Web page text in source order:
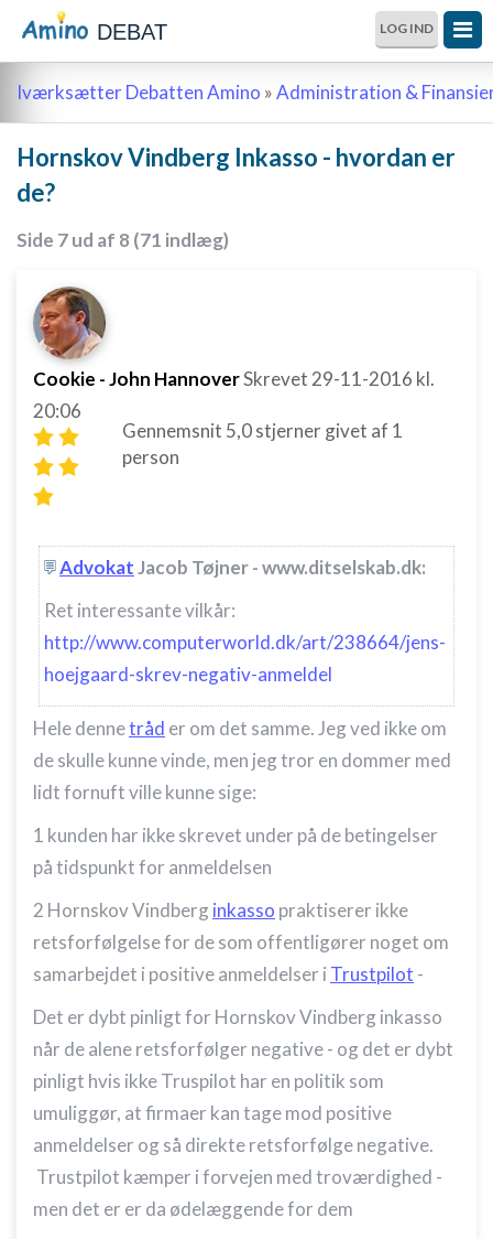
DEBAT LOG IND
Iværksætter Debatten Amino »Administration &
Hornskov Vindberg Inkasso - hvordan er
de?
Side 7 ud af 8 (71 indlæg)
Cookie - John HannoverSkrevet 29-11-2016 kl.
20:06
Gennemsnit 5,0stjerner givet af 1
person
AdvokatJacob Tøjner - www.ditselskab.dk:
Ret interessante vilkår:
http://www.computerworld.dk/art/238664/jens-
hoejgaard-skrev-negativ-anmeldel
Hele dennetråd er om det samme. Jeg ved ikke om
de skulle kunne vinde, men jeg tror en dommer med
lidt fornuft ville kunne sige:
1 kunden har ikke skrevet under på de betingelser
på tidspunkt for anmeldelsen
2 Hornskov Vindberg inkasso praktiserer ikke
retsforfølgelse for de som offentligører noget om
samarbejdet i positive anmeldelser i Trustpilot -
Det er dybt pinligt for Hornskov Vindberg inkasso
når de alene retsforfølger negative - og det er dybt
pinligt hvis ikke Truspilot har en politik som
umuliggør, at firmaer kan tage mod positive
anmeldelser og så direkte retsforfølge negative.
Trustpilot kæmper i forvejen med troværdighed -
men det er er da ødelæggende for dem